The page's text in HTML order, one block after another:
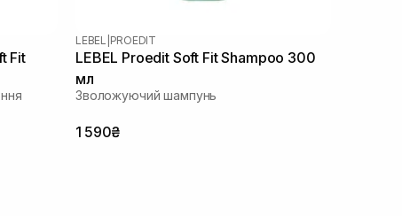
Fit
LEBEL PROEDIT
LEBEL Proedit Soft Fit Shampoo 300
мл
Зволожуючий шампунь
1 590₴